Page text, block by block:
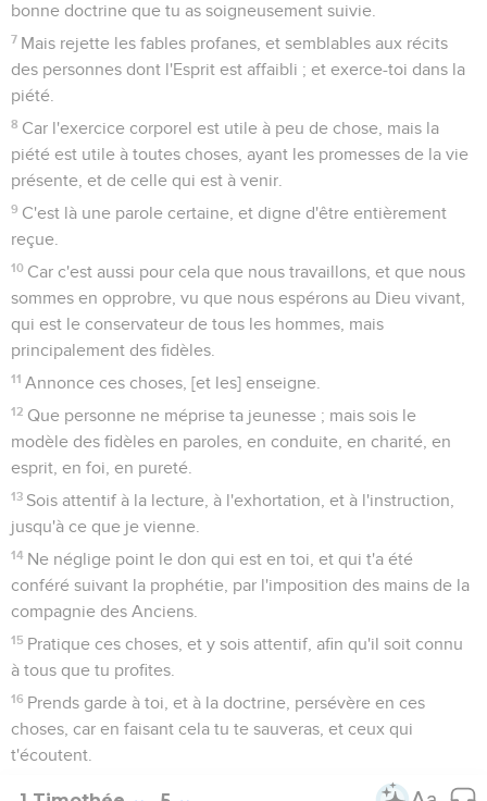
bonne doctrine que tu as soigneusement suivie.
7 Mais rejette les fables profanes, et semblables aux récits
des personnes dont l'Esprit est affaibli ; et exerce-toi dans la
piété.
8 Car l'exercice corporel est utile à peu de chose, mais la
piété est utile à toutes choses, ayant les promesses de la vie
présente, et de celle qui est à venir.
9 C'est là une parole certaine, et digne d'être entièrement
reçue.
10 Car c'est aussi pour cela que nous travaillons, et que nous
sommes en opprobre, vu que nous espérons au Dieu vivant,
qui est le conservateur de tous les hommes, mais
principalement des fidèles.
11 Annonce ces choses, [et les] enseigne.
12 Que personne ne méprise ta jeunesse ; mais sois le
modèle des fidèles en paroles, en conduite, en charité, en
esprit, en foi, en pureté.
13 Sois attentif à la lecture, à l'exhortation, et à l'instruction,
jusqu'à ce que je vienne.
14 Ne néglige point le don qui est en toi, et qui t'a été
conféré suivant la prophétie, par l'imposition des mains de la
compagnie des Anciens.
15 Pratique ces choses, et y sois attentif, afin qu'il soit connu
à tous que tu profites.
16 Prends garde à toi, et à la doctrine, persévère en ces
choses, car en faisant cela tu te sauveras, et ceux qui
t'écoutent.